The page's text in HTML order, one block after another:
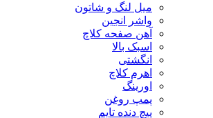
میل لنگ و شاتون
واشر انجین
آهن صفحه کلاچ
اسبک بالا
انگشتی
اهرم کلاچ
اورینگ
پمپ روغن
پیچ دنده تایم